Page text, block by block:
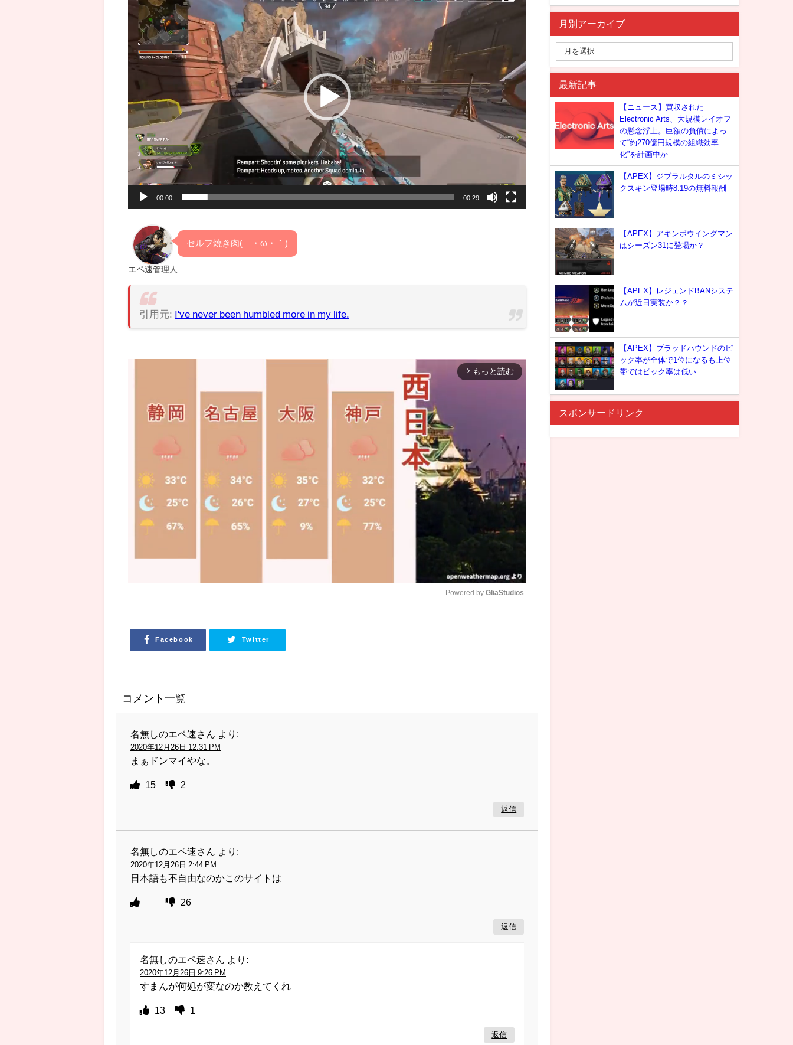
レ
ー
ヤ
ー
00:00 00:29
エペ速管理人
セルフ焼き肉(´・ω・｀)
引用元: I've never been humbled more in my life.
arrow_forward_ios もっと読む
Powered by GliaStudios
Facebook Twitter
コメント一覧
名無しのエペ速さん より:
2020年12月26日 12:31 PM
まぁドンマイやな。
15 2
返信
名無しのエペ速さん より:
2020年12月26日 2:44 PM
日本語も不自由なのかこのサイトは
26
返信
名無しのエペ速さん より:
2020年12月26日 9:26 PM
すまんが何処が変なのか教えてくれ
13 1
返信
月別アーカイブ
最新記事
【ニュース】買収された
Electronic Arts、大規模レイオフ
の懸念浮上。巨額の負債によっ
て“約270億円規模の組織効率
化”を計画中か
【APEX】ジブラルタルのミシッ
クスキン登場時8.19の無料報酬
【APEX】アキンボウイングマン
はシーズン31に登場か？
【APEX】レジェンドBANシステ
ムが近日実装か？？
【APEX】ブラッドハウンドのピ
ック率が全体で1位になるも上位
帯ではピック率は低い
スポンサードリンク